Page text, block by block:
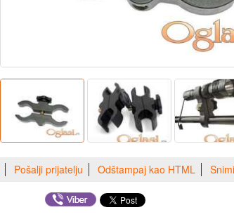
Pošalji prijatelju Odštampaj kao HTML